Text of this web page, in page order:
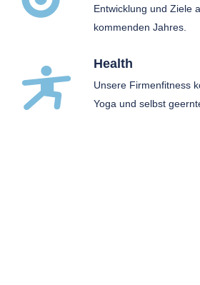
Entwicklung und Ziele
kommenden Jahres.
Health
Unsere Firmenfitness
Yoga und selbst